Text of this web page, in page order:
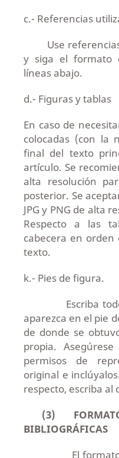
c.- Referencias
Use referencias
y siga el formato
líneas abajo.
d.- Figuras y tablas
En caso de
colocadas (con la
final del texto
artículo. Se
alta resolución
posterior. Se
JPG y PNG de alta
Respecto a las
cabecera en
texto.
k.- Pies de figura.
Escriba todo
aparezca en el pie
de donde se
propia.
permisos de
original e
respecto, escriba al
(3)
BIBLIOGRÁFICAS
El formato de